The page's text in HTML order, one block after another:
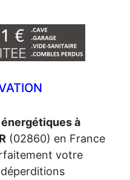
à
(02860) en France
votre